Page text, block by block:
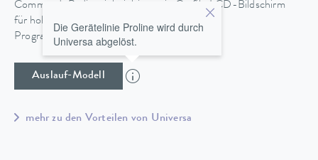
Command-Bedieneinheit bietet ein Grafik-LCD-Bildschirm
für hohen Bedienkomfort und zusätzlich einen
Programmgeber.
Auslauf-Modell
Die Gerätelinie Proline wird durch
Universa abgelöst.
mehr zu den Vorteilen von Universa